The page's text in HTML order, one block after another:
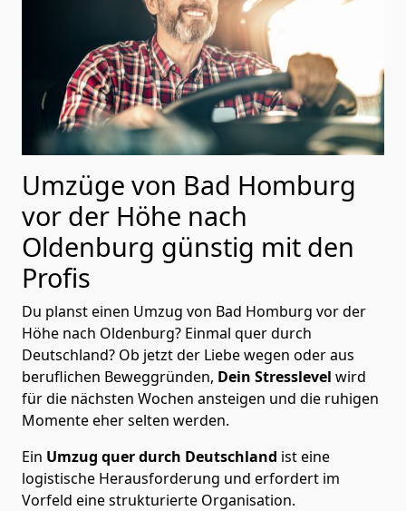
Umzüge von Bad Homburg
vor der Höhe nach
Oldenburg günstig mit den
Profis
Du planst einen Umzug von Bad Homburg vor der
Höhe nach Oldenburg? Einmal quer durch
Deutschland? Ob jetzt der Liebe wegen oder aus
beruflichen Beweggründen, Dein Stresslevel wird
für die nächsten Wochen ansteigen und die ruhigen
Momente eher selten werden.
Ein Umzug quer durch Deutschland ist eine
logistische Herausforderung und erfordert im
Vorfeld eine strukturierte Organisation.